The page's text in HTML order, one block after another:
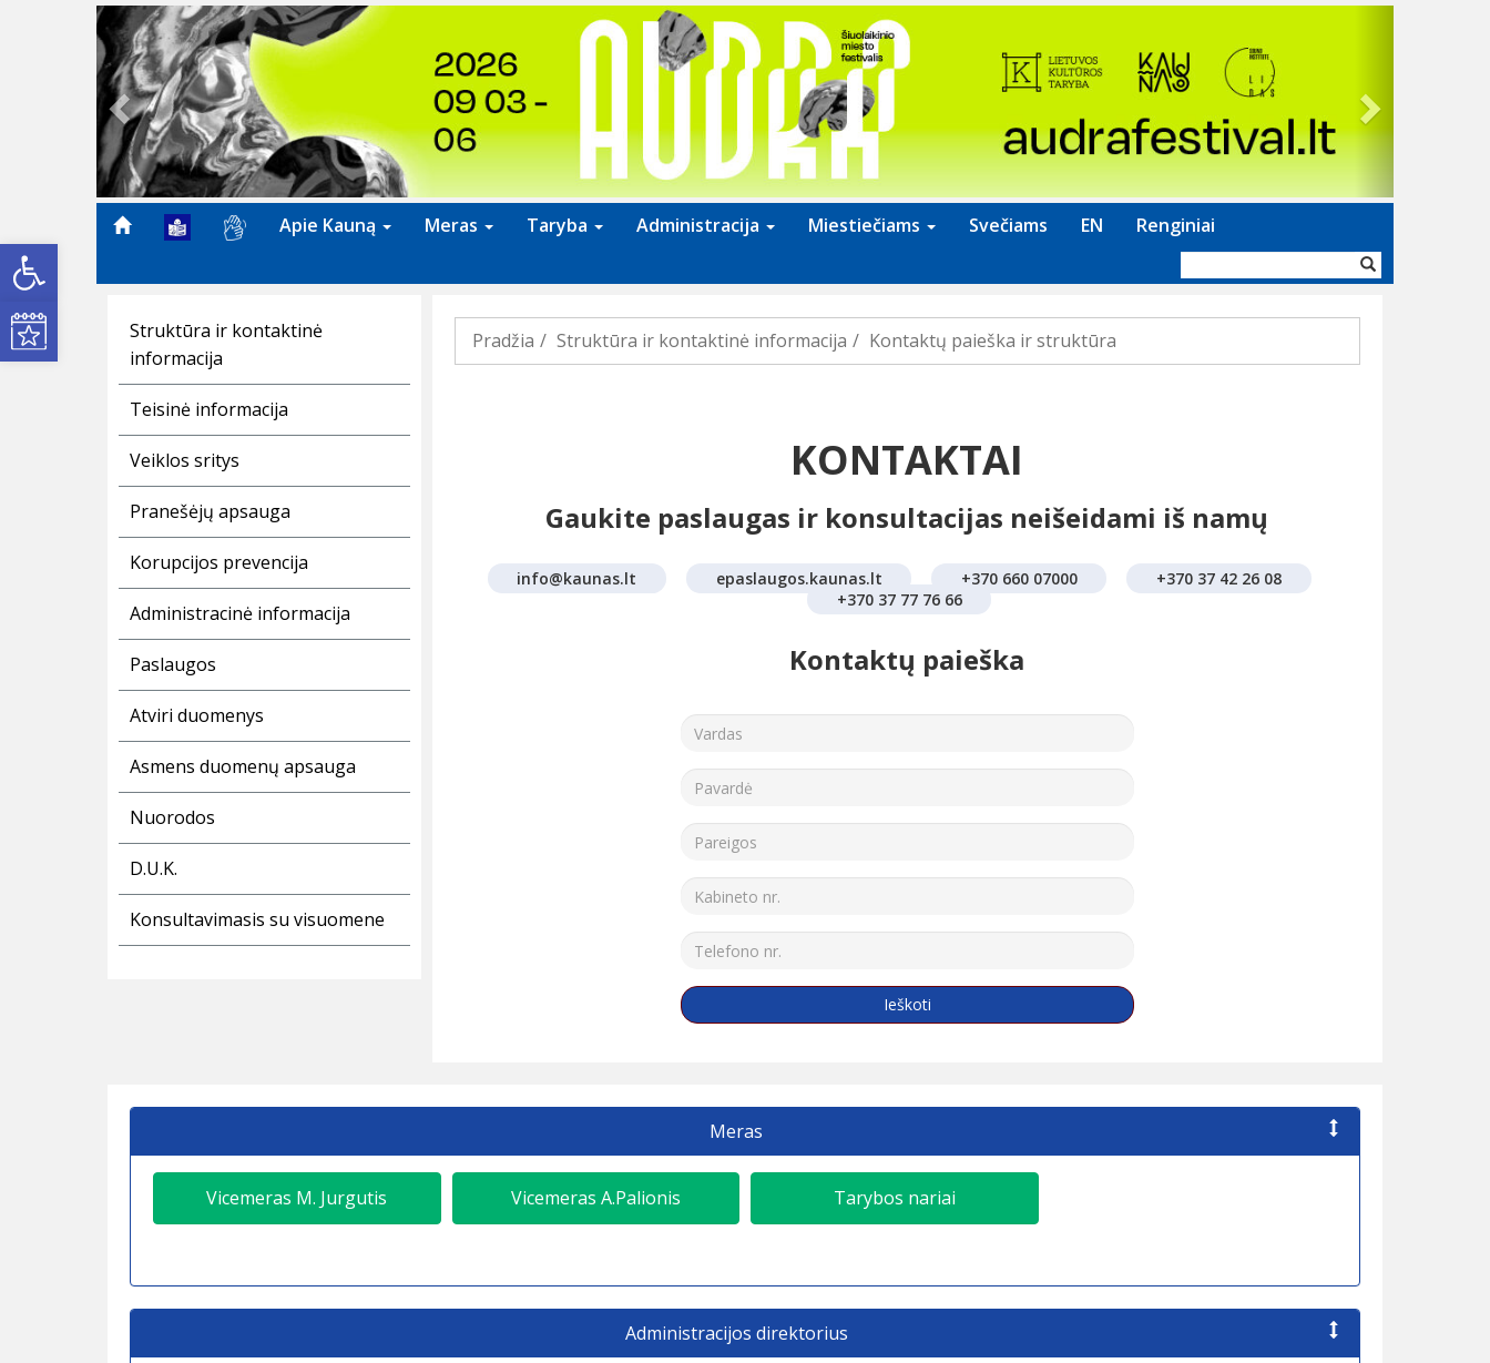
Open toolbar
Kultūros renginiai
Previous
Apie Kauną Meras Taryba Administracija Miestiečiams Svečiams EN Renginiai
forma
Struktūra ir kontaktinė
informacija
Teisinė informacija
Veiklos sritys
Pranešėjų apsauga
Korupcijos prevencija
Administracinė informacija
Paslaugos
Atviri duomenys
Asmens duomenų apsauga
Nuorodos
D.U.K.
Konsultavimasis su visuomene
Pradžia Struktūra ir kontaktinė informacija Kontaktų paieška ir struktūra
KONTAKTAI
Gaukite paslaugas ir konsultacijas neišeidami iš namų
info@kaunas.lt epaslaugos.kaunas.lt +370 660 07000
+370 37 42 26 08
+370 37 77 76 66
Kontaktų paieška
Ieškoti
Meras
Vicemeras M. Jurgutis Vicemeras A.Palionis Tarybos nariai
Administracijos direktorius